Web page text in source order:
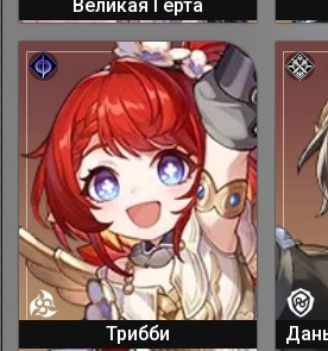
Великая Герта
Трибби